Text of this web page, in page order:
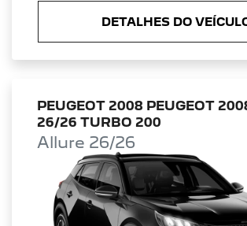
DETALHES DO
PEUGEOT 2008 PEUGEOT
26/26 TURBO 200
Allure 26/26